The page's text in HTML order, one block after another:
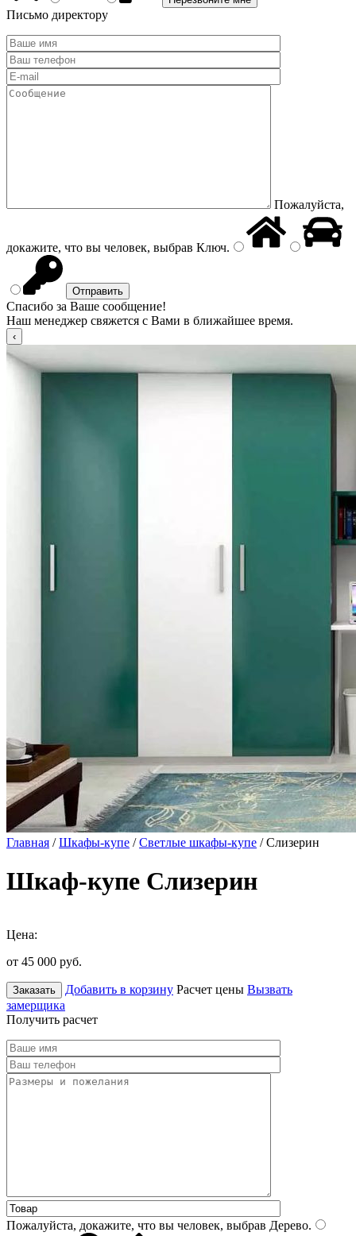
Письмо директору
Пожалуйста,
докажите, что вы человек, выбрав Ключ.
Спасибо за Ваше сообщение!
Наш менеджер свяжется с Вами в ближайшее время.
Главная /Шкафы-купе /Светлые шкафы-купе / Слизерин
Шкаф-купе Слизерин
Цена:
от 45 000 руб.
Заказать Добавить в корзину Расчет цены Вызвать
замерщика
Получить расчет
Пожалуйста, докажите, что вы человек, выбрав Дерево.